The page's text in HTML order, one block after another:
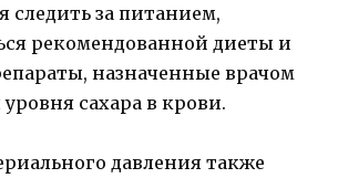
следить за питанием,
рекомендованной диеты и
назначенные врачом
сахара в крови.
давления также